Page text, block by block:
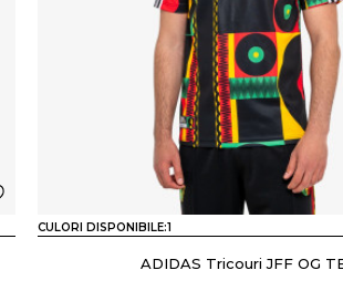
CULORI DISPONIBILE:1
ADIDAS Tricouri JFF OG